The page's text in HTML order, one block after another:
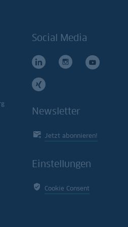
Social Media
Newsletter
Jetzt abonnieren!
Einstellungen
Cookie Consent